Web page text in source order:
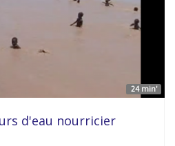
24 min'
d'eau nourricier